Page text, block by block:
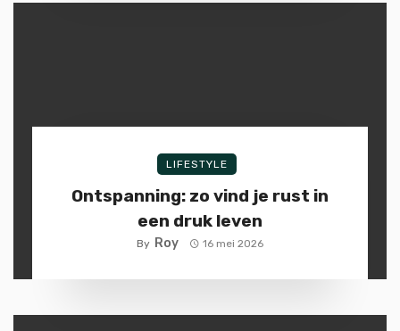
LIFESTYLE
Ontspanning: zo vind je rust in
een druk leven
By Roy 16 mei 2026